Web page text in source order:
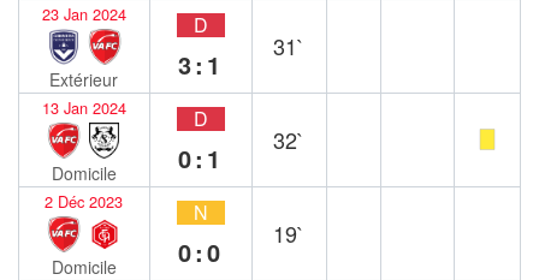
23 Jan 2024
Extérieur
D
3:1
31`
13 Jan 2024
Domicile
D
0:1
32`
2 Déc 2023
Domicile
N
0:0
19`